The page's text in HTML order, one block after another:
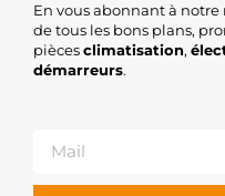
En vous abonnant à
de tous les bons plans,
piècesclimatisation,
démarreurs.